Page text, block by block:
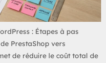
: Étapes à pas
PrestaShop vers
de réduire le coût total de